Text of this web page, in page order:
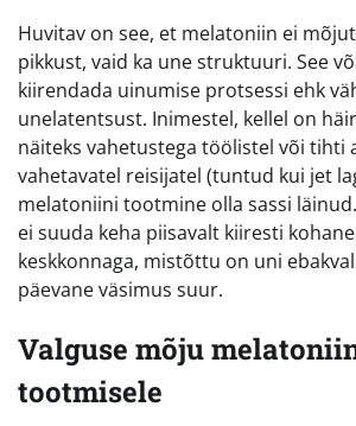
Huvitav on see, et melatoniin ei
pikkust, vaid ka une struktuuri. See
kiirendada uinumise protsessi ehk
unelatentsust. Inimestel, kellel on
näiteks vahetustega töölistel või tihti
vahetavatel reisijatel (tuntud kui jet
melatoniini tootmine olla sassi
ei suuda keha piisavalt kiiresti
keskkonnaga, mistõttu on uni
päevane väsimus suur.
Valguse mõju
tootmisele